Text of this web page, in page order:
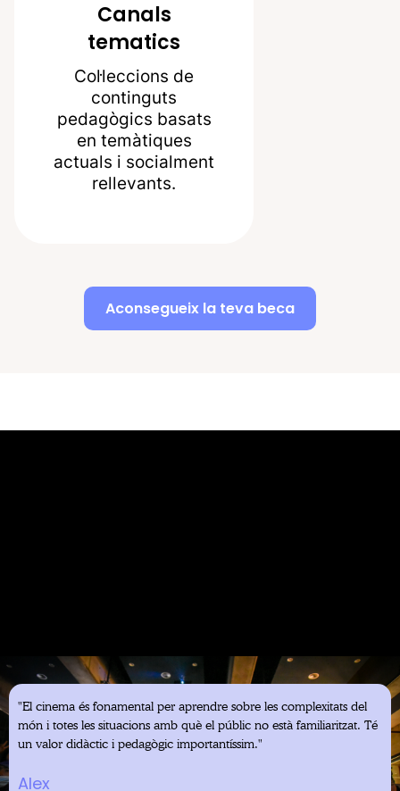
Canals
tematics
Col·leccions de
continguts
pedagògics basats
en temàtiques
actuals i socialment
rellevants.
Aconsegueix la teva beca
"El cinema és fonamental per aprendre sobre les complexitats del
món i totes les situacions amb què el públic no està familiaritzat. Té
un valor didàctic i pedagògic importantíssim."
Alex